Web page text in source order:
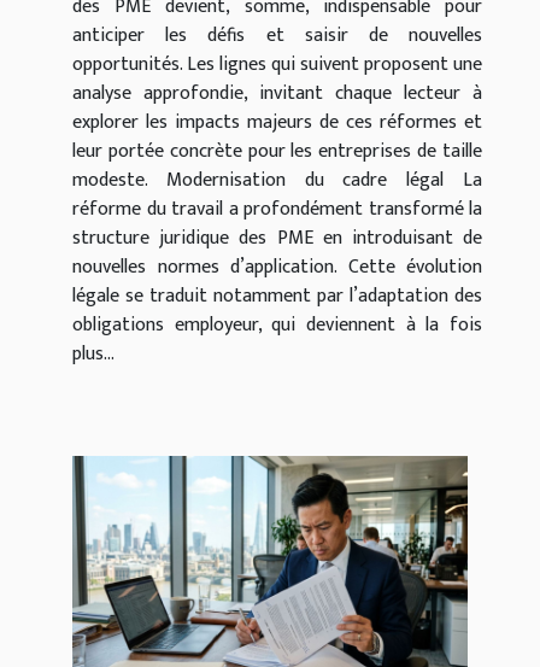
anticiper les défis et saisir de nouvelles
opportunités. Les lignes qui suivent proposent une
analyse approfondie, invitant chaque lecteur à
explorer les impacts majeurs de ces réformes et
leur portée concrète pour les entreprises de taille
modeste. Modernisation du cadre légal La
réforme du travail a profondément transformé la
structure juridique des PME en introduisant de
nouvelles normes d’application. Cette évolution
légale se traduit notamment par l’adaptation des
obligations employeur, qui deviennent à la fois
plus...